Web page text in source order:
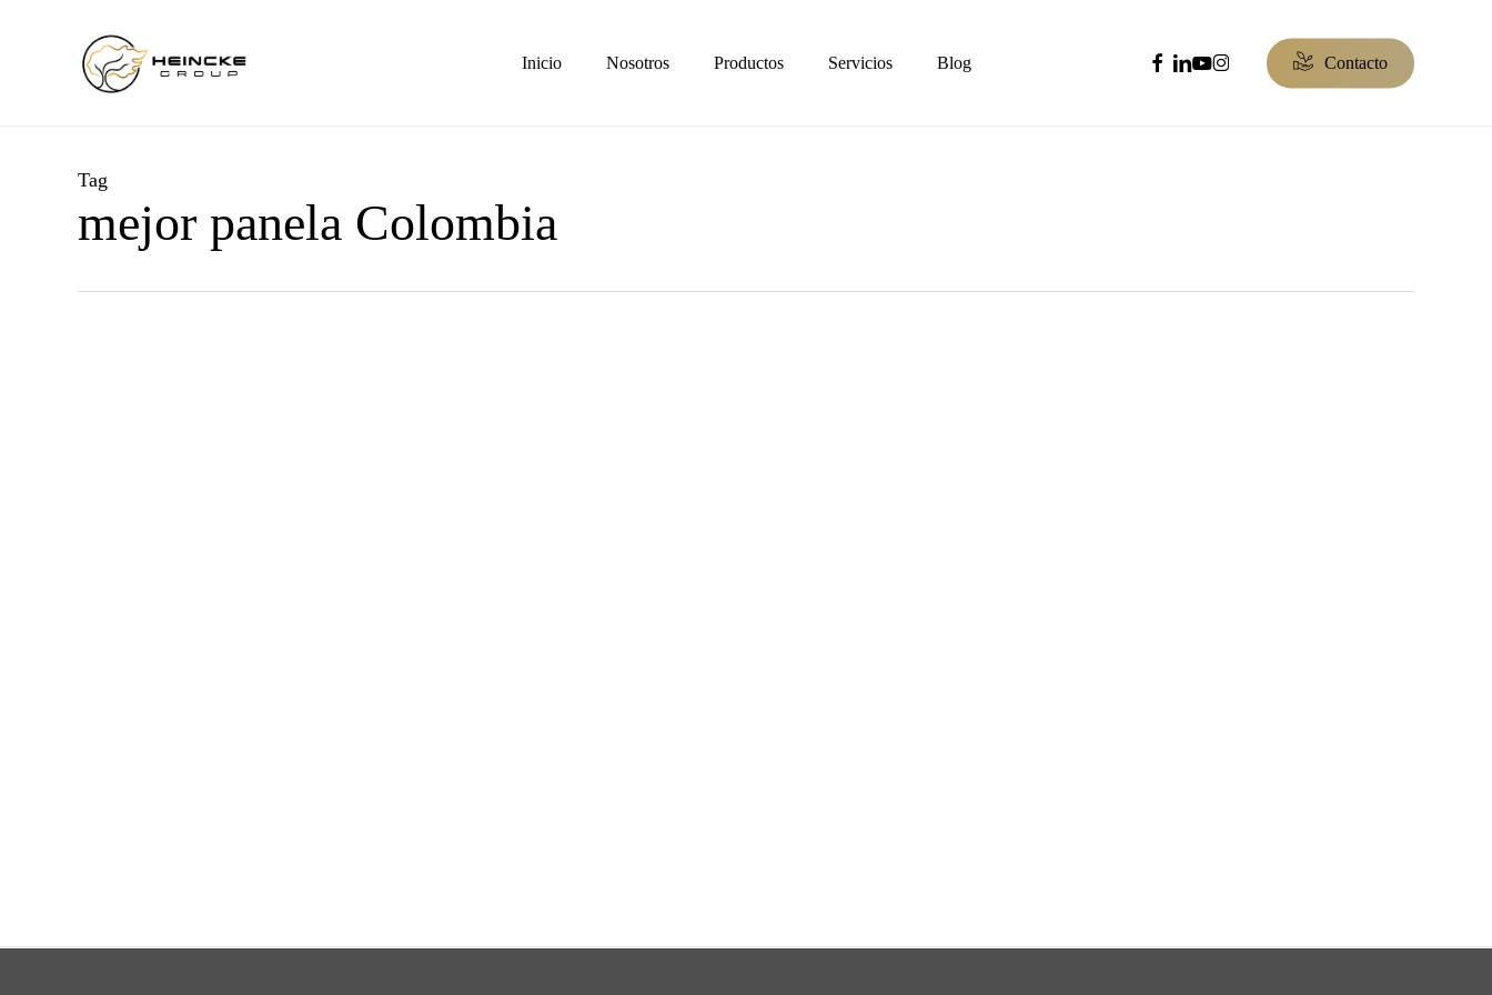
Inicio Nosotros Productos Servicios Blog facebook
linkedin
youtube
instagram Contacto
Tag
mejor panela Colombia
De los campos de Colombia a tu mesa: La increíble